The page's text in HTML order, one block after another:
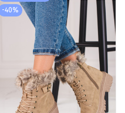
-40%